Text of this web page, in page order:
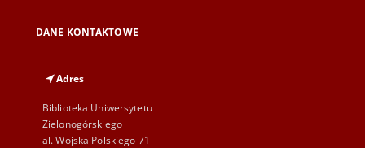
DANE KONTAKTOWE
Adres
Biblioteka Uniwersytetu
Zielonogórskiego
al. Wojska Polskiego 71